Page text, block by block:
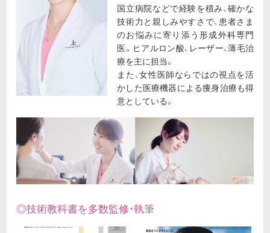
国立病院などで経験を積み、確かな
技術力と親しみやすさで、患者さま
のお悩みに寄り添う形成外科専門
医。ヒアルロン酸、レーザー、薄毛治
療を主に担当。
また、女性医師ならではの視点を活
かした医療機器による痩身治療も得
意としている。
◎技術教科書を多数監修・執筆